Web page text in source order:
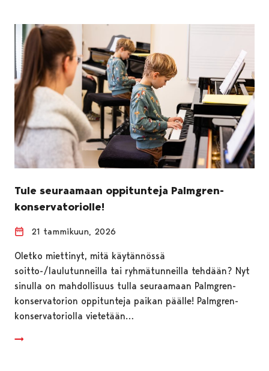
Tule seuraamaan oppitunteja Palmgren-
konservatoriolle!
21 tammikuun, 2026
Oletko miettinyt, mitä käytännössä
soitto-/laulutunneilla tai ryhmätunneilla tehdään? Nyt
sinulla on mahdollisuus tulla seuraamaan Palmgren-
konservatorion oppitunteja paikan päälle! Palmgren-
konservatoriolla vietetään…